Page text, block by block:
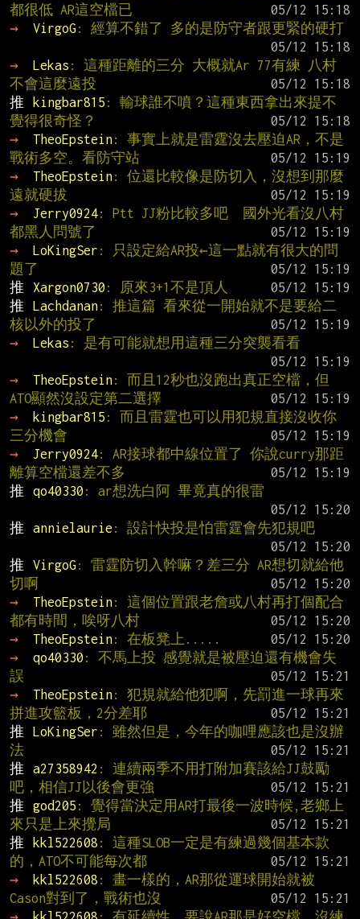
都很低 AR這空檔已
→
VirgoG: 經算不錯了 多的是防守者跟更緊的硬打
→
Lekas : 這種距離的三分 大概就Ar 77有練 八村
不會這麼遠投
推
kingbar815 : 輸球誰不噴？這種東西拿出來提不
覺得很奇怪？
→
TheoEpstein: 事實上就是雷霆沒去壓迫AR，不是
戰術多空。看防守站
→
TheoEpstein: 位還比較像是防切入，沒想到那麼
遠就硬拔
→
Jerry0924: Ptt JJ粉比較多吧  國外光看沒八村
都黑人問號了
→
LoKingSer : 只設定給AR投←這一點就有很大的問
題了
推
Xargon0730 : 原來3+1不是頂人
推
Lachdanan: 推這篇 看來從一開始就不是要給二
核以外的投了
→
Lekas : 是有可能就想用這種三分突襲看看
→
TheoEpstein: 而且12秒也沒跑出真正空檔，但
ATO顯然沒設定第二選擇
→
kingbar815 : 而且雷霆也可以用犯規直接沒收你
三分機會
→
Jerry0924: AR接球都中線位置了 你說curry那距
離算空檔還差不多
推
qo40330 : ar想洗白阿 畢竟真的很雷
推
annielaurie : 設計快投是怕雷霆會先犯規吧
推
VirgoG: 雷霆防切入幹嘛？差三分 AR想切就給他
切啊
→
TheoEpstein: 這個位置跟老詹或八村再打個配合
都有時間，唉呀八村
→
TheoEpstein: 在板凳上.....
→
qo40330 : 不馬上投 感覺就是被壓迫還有機會失
誤
→
TheoEpstein: 犯規就給他犯啊，先罰進一球再來
拼進攻籃板，2分差耶
推
LoKingSer : 雖然但是，今年的咖哩應該也是沒辦
法
推
a27358942 : 連續兩季不用打附加賽該給JJ鼓勵
吧，相信JJ以後會更強
推
god205 : 覺得當決定用AR打最後一波時候,老鄉上
來只是上來攪局
推
kkl522608 : 這種SLOB一定是有練過幾個基本款
的，ATO不可能每次都
→
kkl522608 : 畫一樣的，AR那從運球開始就被
Cason對到了，戰術也沒